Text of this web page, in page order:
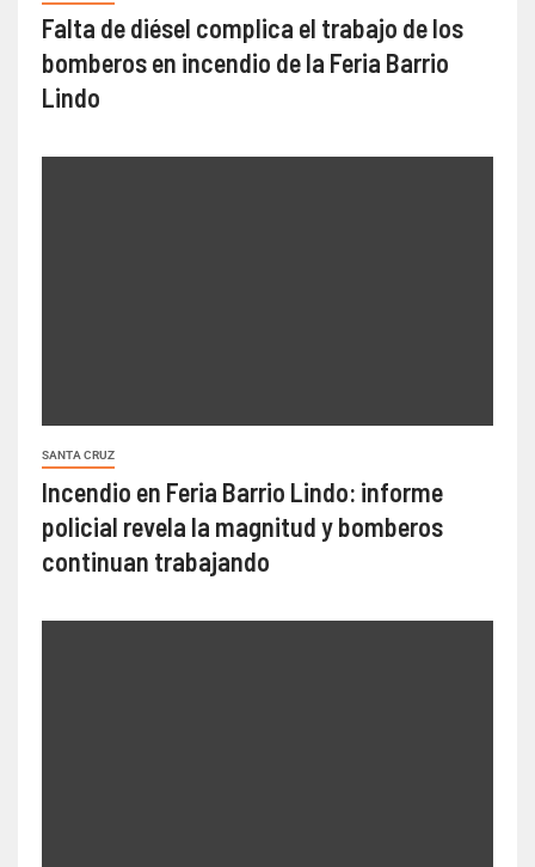
Falta de diésel complica el trabajo de los
bomberos en incendio de la Feria Barrio
Lindo
SANTA CRUZ
Incendio en Feria Barrio Lindo: informe
policial revela la magnitud y bomberos
continuan trabajando